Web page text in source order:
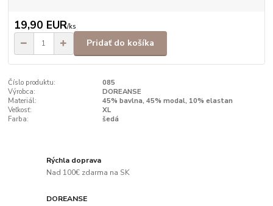
19,90 EUR/ks
Pridať do košíka
Číslo produktu:
085
Výrobca:
DOREANSE
Materiál:
45% bavlna, 45% modal, 10% elastan
Veľkosť:
XL
Farba:
šedá
Rýchla doprava
Nad 100€ zdarma na SK
DOREANSE